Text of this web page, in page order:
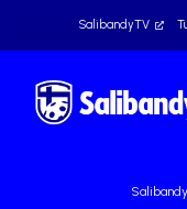
SalibandyTV